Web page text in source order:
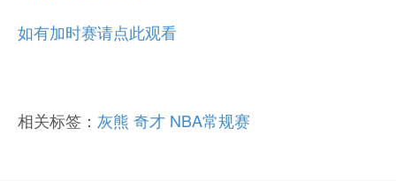
如有加时赛请点此观看
相关标签： 灰熊 奇才 NBA常规赛